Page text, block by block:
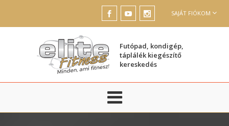
SAJÁT FIÓKOM
Futópad, kondigép,
táplálék kiegészítő
kereskedés